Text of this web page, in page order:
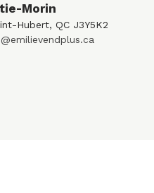
Morin
Hubert, QC J3Y5K2